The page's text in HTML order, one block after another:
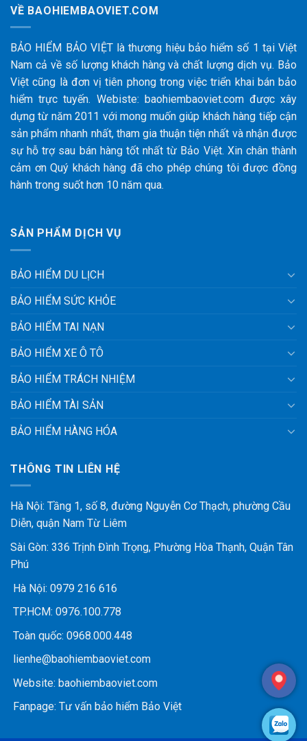
VỀ BAOHIEMBAOVIET.COM
BẢO HIỂM BẢO VIỆT là thương hiệu bảo hiểm số 1 tại Việt
Nam cả về số lượng khách hàng và chất lượng dịch vụ. Bảo
Việt cũng là đơn vị tiên phong trong việc triển khai bán bảo
hiểm trực tuyến. Webiste: baohiembaoviet.com được xây
dựng từ năm 2011 với mong muốn giúp khách hàng tiếp cận
sản phẩm nhanh nhất, tham gia thuận tiện nhất và nhận được
sự hỗ trợ sau bán hàng tốt nhất từ Bảo Việt. Xin chân thành
cảm ơn Quý khách hàng đã cho phép chúng tôi được đồng
hành trong suốt hơn 10 năm qua.
SẢN PHẨM DỊCH VỤ
BẢO HIỂM DU LỊCH
BẢO HIỂM SỨC KHỎE
BẢO HIỂM TAI NẠN
BẢO HIỂM XE Ô TÔ
BẢO HIỂM TRÁCH NHIỆM
BẢO HIỂM TÀI SẢN
BẢO HIỂM HÀNG HÓA
THÔNG TIN LIÊN HỆ
Hà Nội: Tầng 1, số 8, đường Nguyễn Cơ Thạch, phường Cầu
Diễn, quận Nam Từ Liêm
Sài Gòn: 336 Trịnh Đình Trọng, Phường Hòa Thạnh, Quận Tân
Phú
Hà Nội: 0979 216 616
TP.HCM: 0976.100.778
Toàn quốc: 0968.000.448
lienhe@baohiembaoviet.com
Website: baohiembaoviet.com
Fanpage: Tư vấn bảo hiểm Bảo Việt